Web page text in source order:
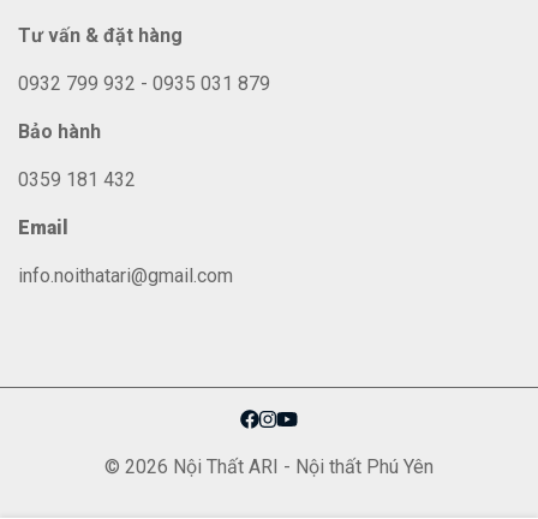
Tư vấn & đặt hàng
0932 799 932 - 0935 031 879
Bảo hành
0359 181 432
Email
info.noithatari@gmail.com
© 2026 Nội Thất ARI - Nội thất Phú Yên